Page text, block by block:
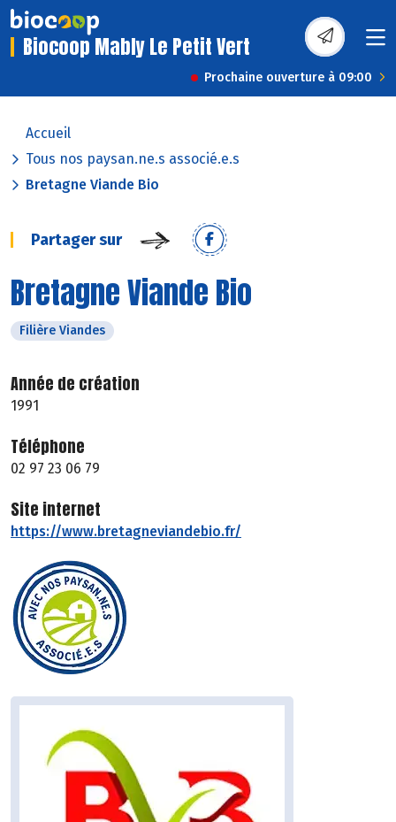
Biocoop Mably Le Petit Vert
Prochaine ouverture à 09:00
Accueil
Tous nos paysan.ne.s associé.e.s
Bretagne Viande Bio
Partager sur
Bretagne Viande Bio
Filière Viandes
Année de création
1991
Téléphone
02 97 23 06 79
Site internet
https://www.bretagneviandebio.fr/